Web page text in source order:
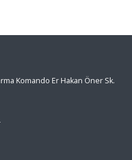
Komando Er Hakan Öner Sk.